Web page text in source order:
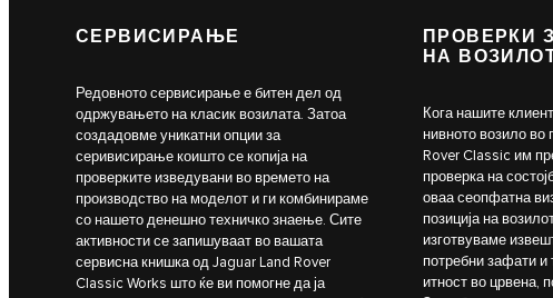
СЕРВИСИРАЊЕ
Редовното сервисирање е битен дел од
одржувањето на класик возилата. Затоа
создадовме уникатни опции за
серивисирање коишто се копија на
проверките изведувани во времето на
производство на моделот и ги комбинираме
со нашето денешно техничко знаење. Сите
активности се запишуваат во вашата
сервисна книшка од Jaguar Land Rover
Classic Works што ќе ви помогне да ја
ПРОВЕРКИ
НА
Кога нашите
нивното возило во
Rover Classic им
проверка на
оваа сеопфатна
позиција на
изготвуваме
потребни зафати и
итност во црвена,